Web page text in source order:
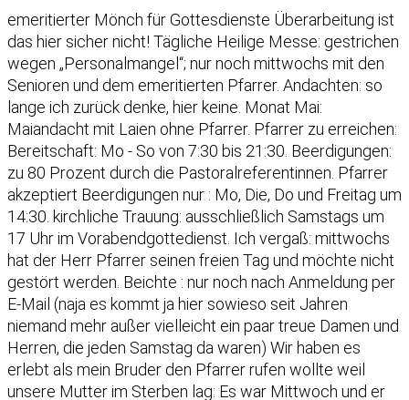
emeritierter Mönch für Gottesdienste Überarbeitung ist
das hier sicher nicht! Tägliche Heilige Messe: gestrichen
wegen „Personalmangel“; nur noch mittwochs mit den
Senioren und dem emeritierten Pfarrer. Andachten: so
lange ich zurück denke, hier keine. Monat Mai:
Maiandacht mit Laien ohne Pfarrer. Pfarrer zu erreichen:
Bereitschaft: Mo - So von 7:30 bis 21:30. Beerdigungen:
zu 80 Prozent durch die Pastoralreferentinnen. Pfarrer
akzeptiert Beerdigungen nur : Mo, Die, Do und Freitag um
14:30. kirchliche Trauung: ausschließlich Samstags um
17 Uhr im Vorabendgottedienst. Ich vergaß: mittwochs
hat der Herr Pfarrer seinen freien Tag und möchte nicht
gestört werden. Beichte : nur noch nach Anmeldung per
E-Mail (naja es kommt ja hier sowieso seit Jahren
niemand mehr außer vielleicht ein paar treue Damen und
Herren, die jeden Samstag da waren) Wir haben es
erlebt als mein Bruder den Pfarrer rufen wollte weil
unsere Mutter im Sterben lag: Es war Mittwoch und er